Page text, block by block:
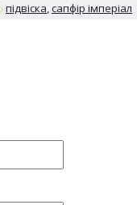
підвіска сапфір імперіал